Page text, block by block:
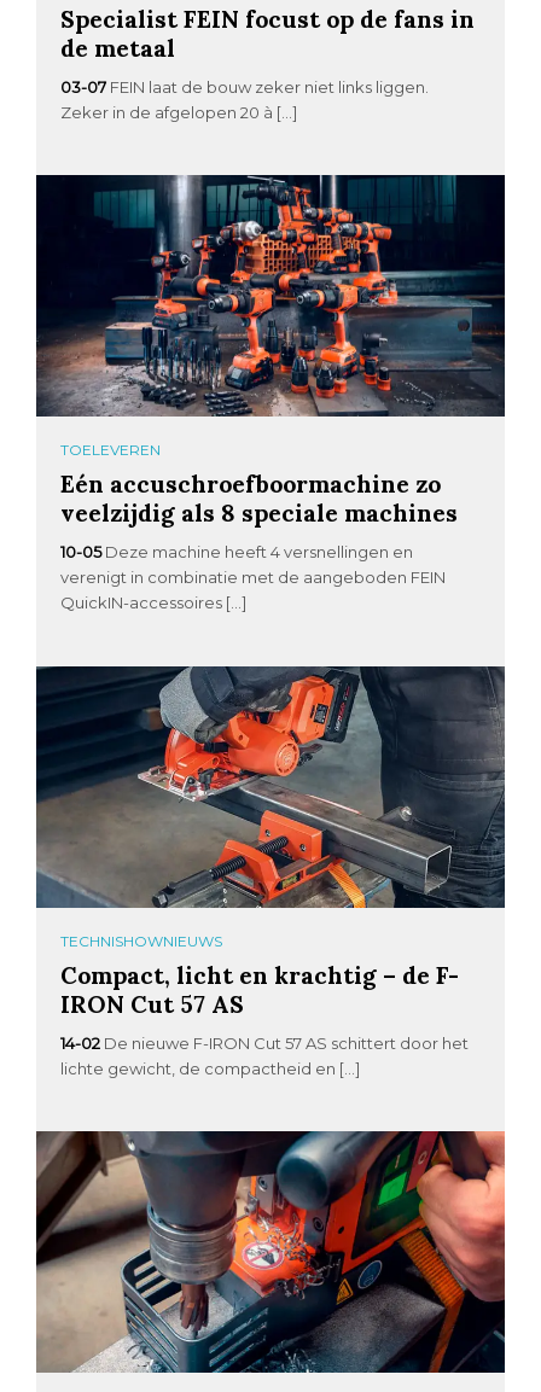
Specialist FEIN focust op de fans in
de metaal
03-07 FEIN laat de bouw zeker niet links liggen.
Zeker in de afgelopen 20 à […]
TOELEVEREN
Eén accuschroefboormachine zo
veelzijdig als 8 speciale machines
10-05 Deze machine heeft 4 versnellingen en
verenigt in combinatie met de aangeboden FEIN
QuickIN-accessoires […]
TECHNISHOWNIEUWS
Compact, licht en krachtig – de F-
IRON Cut 57 AS
14-02 De nieuwe F-IRON Cut 57 AS schittert door het
lichte gewicht, de compactheid en […]